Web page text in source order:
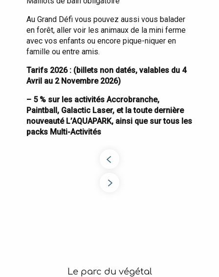
Au Grand Défi vous pouvez aussi vous balader
en forêt, aller voir les animaux de la mini ferme
avec vos enfants ou encore pique-niquer en
famille ou entre amis.
Tarifs 2026 : (billets non datés, valables du 4
Avril au 2 Novembre 2026)
– 5 % sur les activités Accrobranche,
Paintball, Galactic Laser, et la toute dernière
nouveauté L’AQUAPARK, ainsi que sur tous les
packs Multi-Activités
Le parc du végétal